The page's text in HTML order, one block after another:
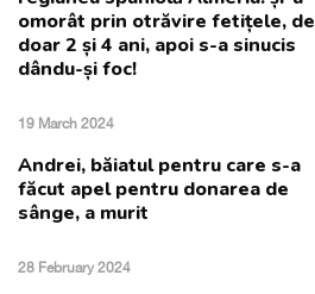
omorât prin otrăvire fetițele, de
doar 2 și 4 ani, apoi s-a sinucis
dându-și foc!
19 March 2024
Andrei, băiatul pentru care s-a
făcut apel pentru donarea de
sânge, a murit
28 February 2024